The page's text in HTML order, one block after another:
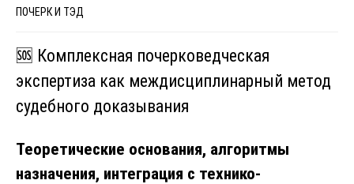
ПОЧЕРК И ТЭД
🆘 Комплексная почерковедческая
экспертиза как междисциплинарный метод
судебного доказывания
Теоретические основания, алгоритмы
назначения, интеграция с технико-